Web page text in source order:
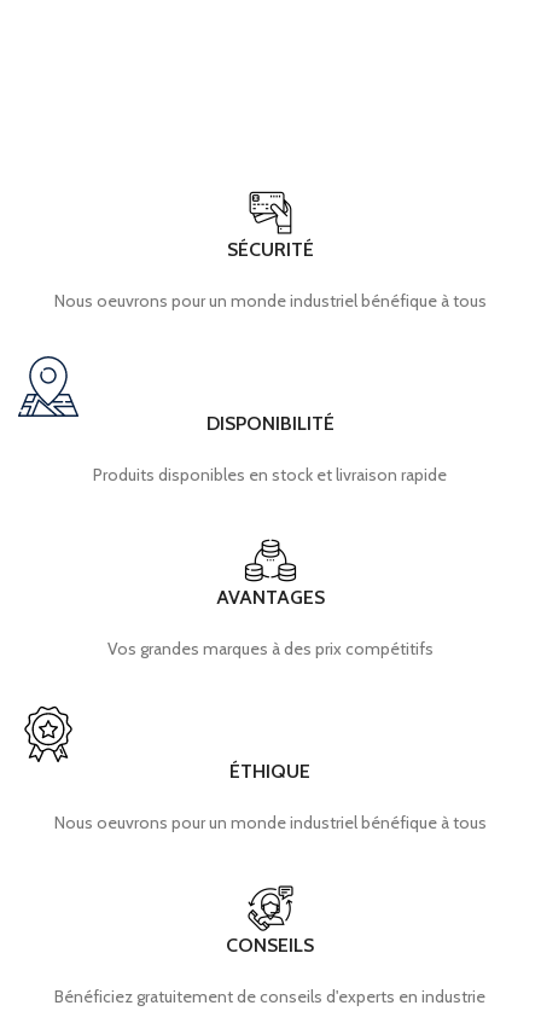
SÉCURITÉ
Nous oeuvrons pour un monde industriel bénéfique à tous
DISPONIBILITÉ
Produits disponibles en stock et livraison rapide
AVANTAGES
Vos grandes marques à des prix compétitifs
ÉTHIQUE
Nous oeuvrons pour un monde industriel bénéfique à tous
CONSEILS
Bénéficiez gratuitement de conseils d'experts en industrie